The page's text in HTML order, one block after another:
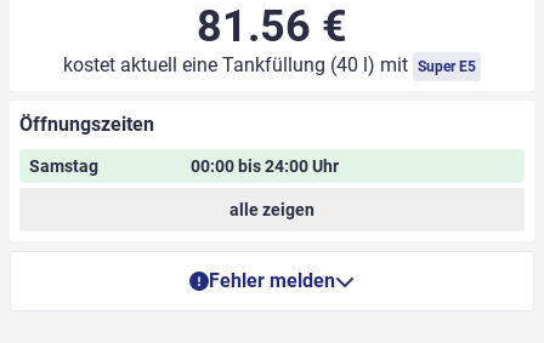
81.56 €
kostet aktuell eine Tankfüllung (40 l) mit Super E5
Öffnungszeiten
Samstag 00:00 bis 24:00 Uhr
alle zeigen
Fehler melden